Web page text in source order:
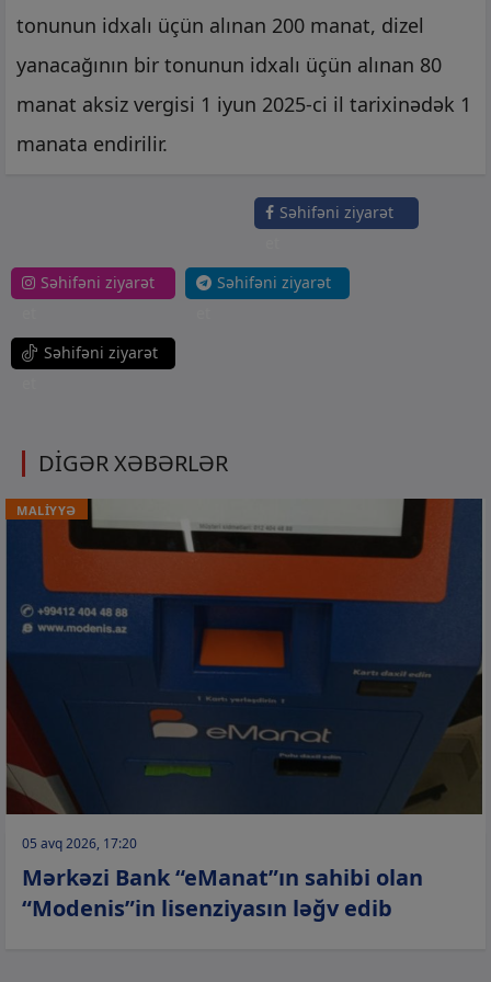
tonunun idxalı üçün alınan 200 manat, dizel
yanacağının bir tonunun idxalı üçün alınan 80
manat aksiz vergisi 1 iyun 2025-ci il tarixinədək 1
manata endirilir.
Səhifəni ziyarət
Səhifəni ziyarət
Səhifəni ziyarət
Səhifəni ziyarət
DİGƏR XƏBƏRLƏR
MALİYYƏ
05 avq 2026, 17:20
Mərkəzi Bank “eManat”ın sahibi olan
“Modenis”in lisenziyasın ləğv edib